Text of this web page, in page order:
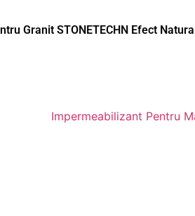
Granit STONETECHN Efect